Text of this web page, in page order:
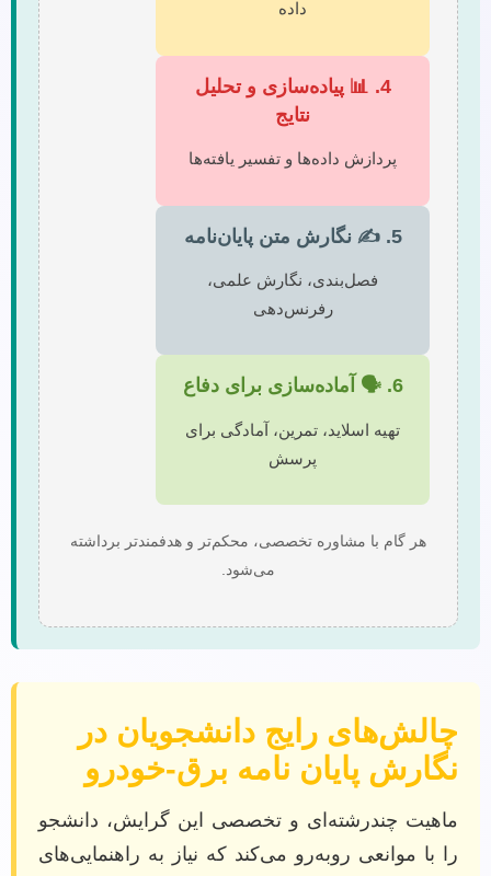
داده
4. 📊 پیاده‌سازی و تحلیل
نتایج
پردازش داده‌ها و تفسیر یافته‌ها
5. ✍️ نگارش متن پایان‌نامه
فصل‌بندی، نگارش علمی،
رفرنس‌دهی
6. 🗣️ آماده‌سازی برای دفاع
تهیه اسلاید، تمرین، آمادگی برای
پرسش
هر گام با مشاوره تخصصی، محکم‌تر و هدفمندتر برداشته
می‌شود.
چالش‌های رایج دانشجویان در
نگارش پایان نامه برق-خودرو
ماهیت چندرشته‌ای و تخصصی این گرایش، دانشجو
را با موانعی روبه‌رو می‌کند که نیاز به راهنمایی‌های